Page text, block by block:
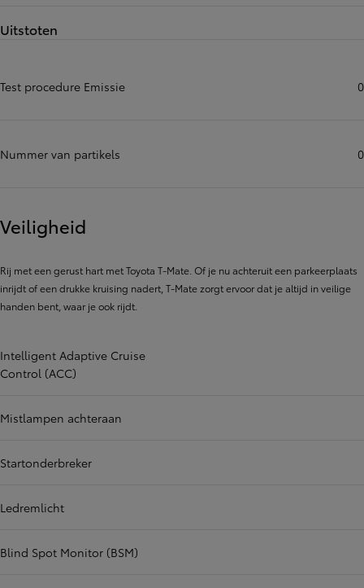
Uitstoten
Test procedure Emissie 0
Nummer van partikels 0
Veiligheid
Rij met een gerust hart met Toyota T-Mate. Of je nu achteruit een parkeerplaats
inrijdt of een drukke kruising nadert, T-Mate zorgt ervoor dat je altijd in veilige
handen bent, waar je ook rijdt.
Intelligent Adaptive Cruise
Control (ACC)
Mistlampen achteraan
Startonderbreker
Ledremlicht
Blind Spot Monitor (BSM)